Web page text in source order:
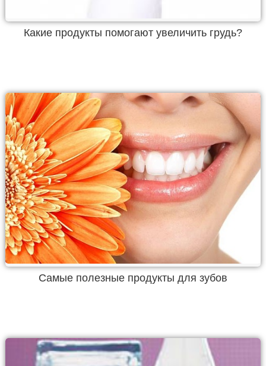
Какие продукты помогают увеличить грудь?
Самые полезные продукты для зубов